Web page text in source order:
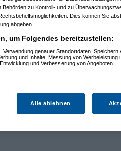
zu Kontroll- und zu
Dies können Sie
abgeben.
um Folgendes bereitzustellen:
genauer Standortdaten. Speichern
und Inhalte, Messung von Werbeleistung
und Verbesserung von Angeboten.
Alle ablehnen